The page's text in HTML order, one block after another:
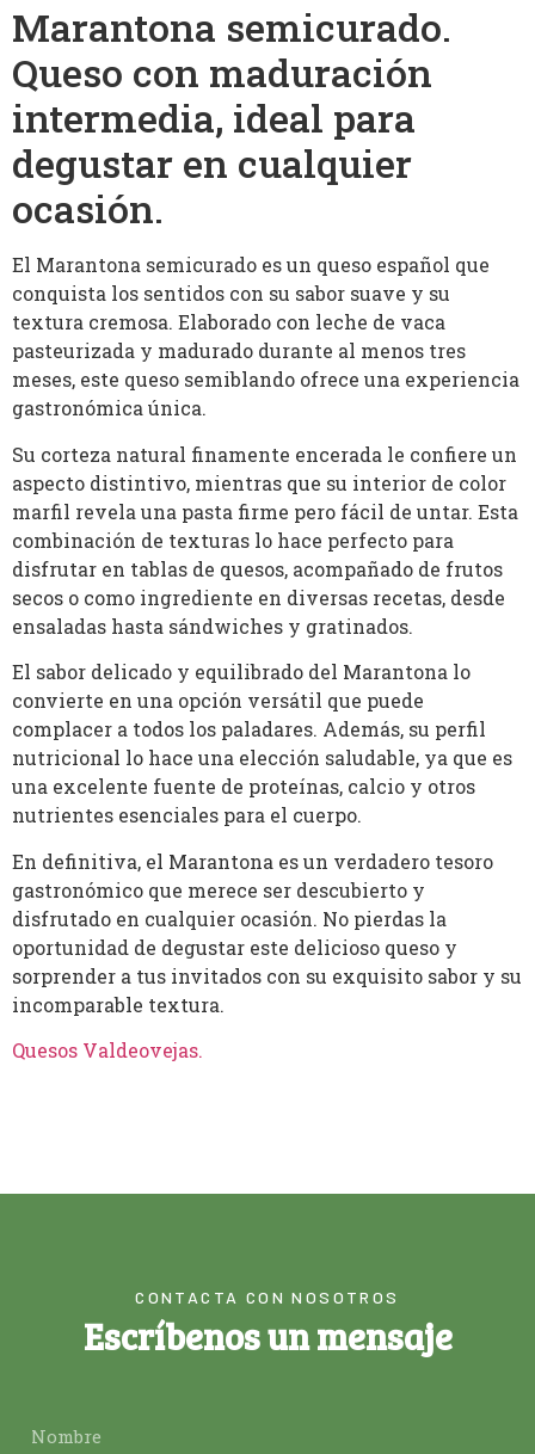
Marantona semicurado.
Queso con maduración
intermedia, ideal para
degustar en cualquier
ocasión.
El Marantona semicurado es un queso español que
conquista los sentidos con su sabor suave y su
textura cremosa. Elaborado con leche de vaca
pasteurizada y madurado durante al menos tres
meses, este queso semiblando ofrece una experiencia
gastronómica única.
Su corteza natural finamente encerada le confiere un
aspecto distintivo, mientras que su interior de color
marfil revela una pasta firme pero fácil de untar. Esta
combinación de texturas lo hace perfecto para
disfrutar en tablas de quesos, acompañado de frutos
secos o como ingrediente en diversas recetas, desde
ensaladas hasta sándwiches y gratinados.
El sabor delicado y equilibrado del Marantona lo
convierte en una opción versátil que puede
complacer a todos los paladares. Además, su perfil
nutricional lo hace una elección saludable, ya que es
una excelente fuente de proteínas, calcio y otros
nutrientes esenciales para el cuerpo.
En definitiva, el Marantona es un verdadero tesoro
gastronómico que merece ser descubierto y
disfrutado en cualquier ocasión. No pierdas la
oportunidad de degustar este delicioso queso y
sorprender a tus invitados con su exquisito sabor y su
incomparable textura.
Quesos Valdeovejas.
CONTACTA CON NOSOTROS
Escríbenos un mensaje